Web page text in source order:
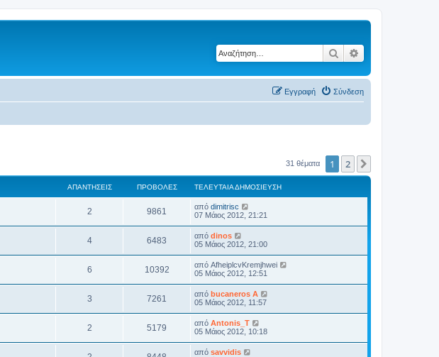
Αναζήτηση
Σύνδεση
Εγγραφή
31 θέματα 1 2
ΑΠΑΝΤΉΣΕΙΣ ΠΡΟΒΟΛΈΣ ΤΕΛΕΥΤΑΊΑ ΔΗΜΟΣΊΕΥΣΗ
2 9861 από dimitrisc
07 Μάιος 2012, 21:21
4 6483 από dinos
05 Μάιος 2012, 21:00
6 10392 από AfheiplcvKremjhwei
05 Μάιος 2012, 12:51
3 7261 από bucaneros A
05 Μάιος 2012, 11:57
2 5179 από Antonis_T
05 Μάιος 2012, 10:18
από savvidis